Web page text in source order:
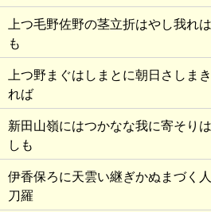
上つ毛野佐野の茎立折はやし我れ
も
上つ野まぐはしまとに朝日さしま
れば
新田山嶺にはつかなな我に寄そり
しも
伊香保ろに天雲い継ぎかぬまづく
刀羅